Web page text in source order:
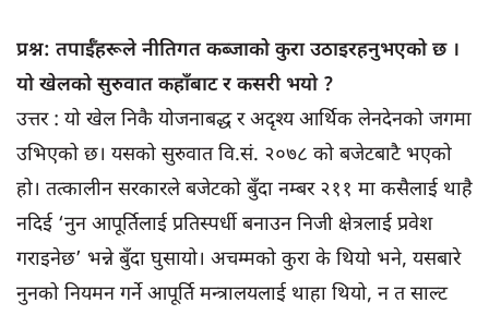
प्रश्न: तपाईँहरूले नीतिगत कब्जाको कुरा उठाइरहनुभएको छ ।
यो खेलको सुरुवात कहाँबाट र कसरी भयो ?
उत्तर : यो खेल निकै योजनाबद्ध र अदृश्य आर्थिक लेनदेनको जगमा
उभिएको छ। यसको सुरुवात वि.सं. २०७८ को बजेटबाटै भएको
हो। तत्कालीन सरकारले बजेटको बुँदा नम्बर २११ मा कसैलाई थाहै
नदिई ‘नुन आपूर्तिलाई प्रतिस्पर्धी बनाउन निजी क्षेत्रलाई प्रवेश
गराइनेछ’ भन्ने बुँदा घुसायो। अचम्मको कुरा के थियो भने, यसबारे
नुनको नियमन गर्ने आपूर्ति मन्त्रालयलाई थाहा थियो, न त साल्ट